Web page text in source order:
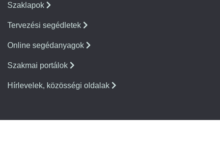
Szaklapok
Tervezési segédletek
Online segédanyagok
Szakmai portálok
Hírlevelek, közösségi oldalak